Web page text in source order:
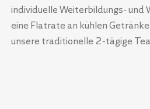
individuelle Weiterbildungs-
eine Flatrate an kühlen
unsere traditionelle 2-tägige